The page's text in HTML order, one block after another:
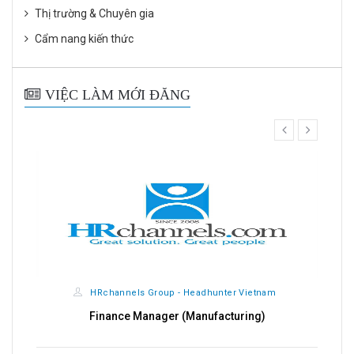
Thị trường & Chuyên gia
Cẩm nang kiến thức
VIỆC LÀM MỚI ĐĂNG
HRchannels Group - Headhunter Vietnam
Finance Manager (Manufacturing)
prev